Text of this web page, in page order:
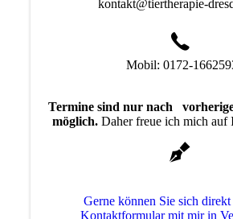
kontakt@tiertherapie-
Mobil: 0172-
Termine sind nur nach
möglich. Daher freue ich mich auf
Gerne können Sie sich direkt
Kon­takt­for­mu­lar mit mir in